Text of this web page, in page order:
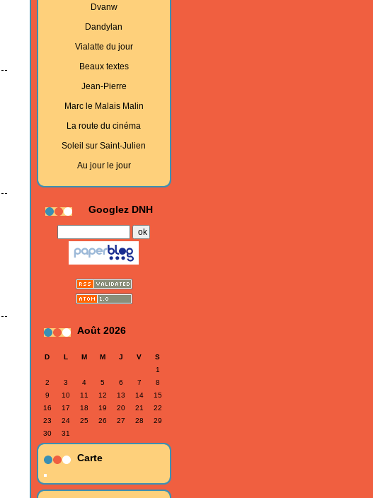
Dvanw
Dandylan
Vialatte du jour
Beaux textes
Jean-Pierre
Marc le Malais Malin
La route du cinéma
Soleil sur Saint-Julien
Au jour le jour
Googlez DNH
Août 2026
D L M M J V
S
1
2
3 4 5 6 7
8
9
10 11 12 13 14
15
16
17 18 19 20 21
22
23
24 25 26 27 28
29
30
31
Carte